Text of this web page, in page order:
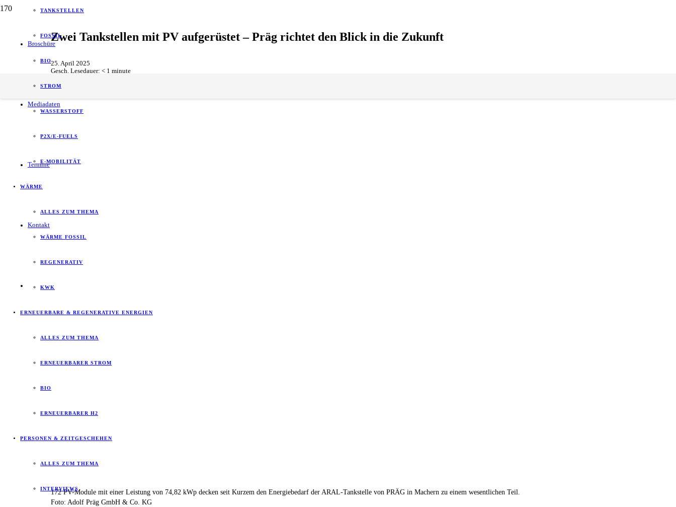
Broschüre
Mediadaten
Termine
Kontakt
TANKSTELLEN
FOSSIL
BIO
STROM
WASSERSTOFF
P2X/E-FUELS
E-MOBILITÄT
WÄRME
ALLES ZUM THEMA
WÄRME FOSSIL
REGENERATIV
KWK
ERNEUERBARE & REGENERATIVE ENERGIEN
ALLES ZUM THEMA
ERNEUERBARER STROM
BIO
ERNEUERBARER H2
PERSONEN & ZEITGESCHEHEN
ALLES ZUM THEMA
INTERVIEWS
Zwei Tankstellen mit PV aufgerüstet – Präg richtet den Blick in die Zukunft
25. April 2025
Gesch. Lesedauer: < 1 minute
172 PV-Module mit einer Leistung von 74,82 kWp decken seit Kurzem den Energiebedarf der ARAL-Tankstelle von PRÄG in Machern zu einem wesentlichen Teil.
Foto: Adolf Präg GmbH & Co. KG